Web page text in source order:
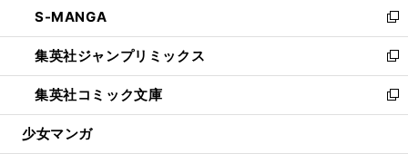
く
で
開
く
ド
ウ
で
開
く
ィ
ン
ド
ウ
で
開
い
ウ
ィ
ン
ド
ウ
S-MANGA
新
し
い
ウ
ィ
ン
集英社ジャンプリミックス
新
し
い
ウ
集英社コミック文庫
新
し
少女マンガ